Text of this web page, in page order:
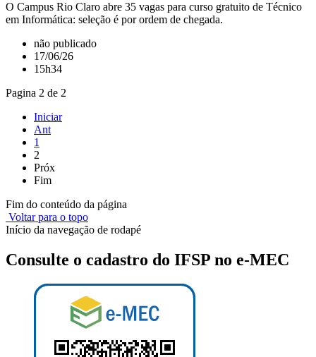
O Campus Rio Claro abre 35 vagas para curso gratuito de Técnico
em Informática: seleção é por ordem de chegada.
não publicado
17/06/26
15h34
Pagina 2 de 2
Iniciar
Ant
1
2
Próx
Fim
Fim do conteúdo da página
Voltar para o topo
Início da navegação de rodapé
Consulte o cadastro do IFSP no e-MEC